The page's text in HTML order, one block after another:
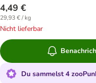
4,49 €
29,93 € / kg
Nicht lieferbar
Du sammelst 4